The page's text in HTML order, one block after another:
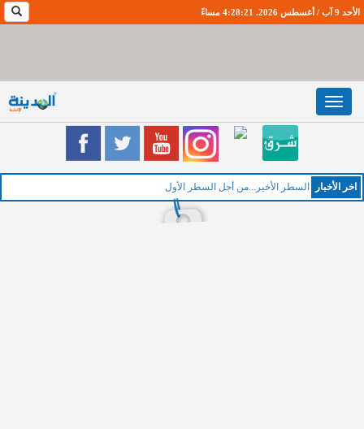
الأحد 9 آب / أغسطس 2026. 4:28:22 مساءً
Toggle
navigation
اخر اﻷخبار الخم